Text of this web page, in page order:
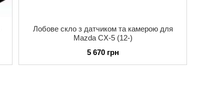
Лобове скло з датчиком та камерою для
Mazda CX-5 (12-)
5 670 грн